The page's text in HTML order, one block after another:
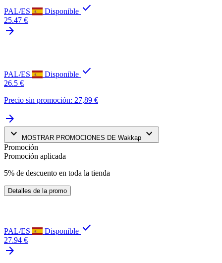
PAL/ES Disponible check
25.47 €
arrow_forward
PAL/ES Disponible check
26.5 €
Precio sin promoción: 27,89 €
arrow_forward
keyboard_arrow_down
MOSTRAR PROMOCIONES DE Wakkap keyboard_arrow_down
Promoción
Promoción aplicada
5% de descuento en toda la tienda
Detalles de la promo
PAL/ES Disponible check
27.94 €
arrow_forward